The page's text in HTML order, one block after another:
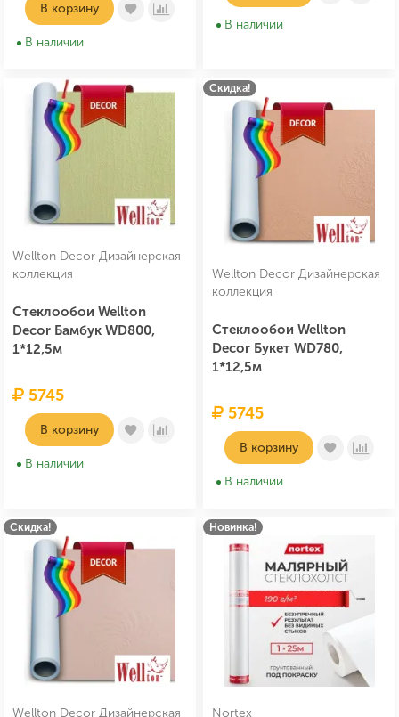
В корзину
В наличии
В наличии
Wellton Decor Дизайнерская
коллекция
Стеклообои Wellton
Decor Бамбук WD800,
1*12,5м
5745
В корзину
В наличии
Скидка!
Wellton Decor Дизайнерская
коллекция
Стеклообои Wellton
Decor Букет WD780,
1*12,5м
5745
В корзину
В наличии
Скидка!
Wellton Decor Дизайнерская
Новинка!
Nortex